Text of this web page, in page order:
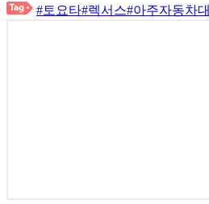
#토요타#렉서스#아주자동차대